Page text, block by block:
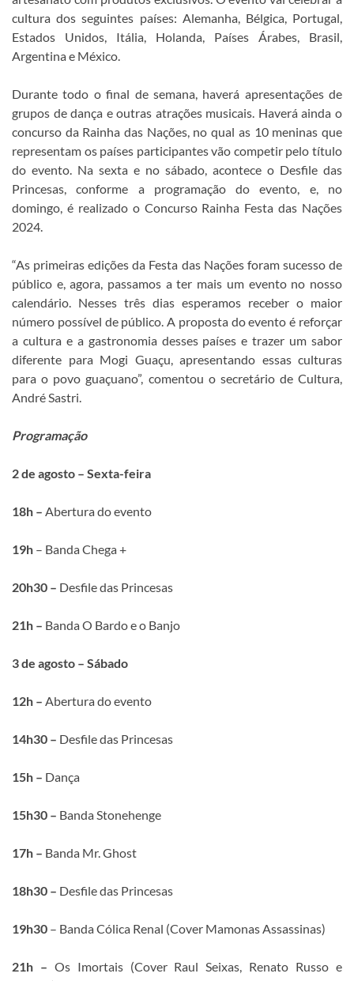
cultura dos seguintes países: Alemanha, Bélgica, Portugal,
Estados Unidos, Itália, Holanda, Países Árabes, Brasil,
Argentina e México.
Durante todo o final de semana, haverá apresentações de
grupos de dança e outras atrações musicais. Haverá ainda o
concurso da Rainha das Nações, no qual as 10 meninas que
representam os países participantes vão competir pelo título
do evento. Na sexta e no sábado, acontece o Desfile das
Princesas, conforme a programação do evento, e, no
domingo, é realizado o Concurso Rainha Festa das Nações
2024.
“As primeiras edições da Festa das Nações foram sucesso de
público e, agora, passamos a ter mais um evento no nosso
calendário. Nesses três dias esperamos receber o maior
número possível de público. A proposta do evento é reforçar
a cultura e a gastronomia desses países e trazer um sabor
diferente para Mogi Guaçu, apresentando essas culturas
para o povo guaçuano”, comentou o secretário de Cultura,
André Sastri.
Programação
2 de agosto – Sexta-feira
18h – Abertura do evento
19h – Banda Chega +
20h30 – Desfile das Princesas
21h – Banda O Bardo e o Banjo
3 de agosto – Sábado
12h – Abertura do evento
14h30 – Desfile das Princesas
15h – Dança
15h30 – Banda Stonehenge
17h – Banda Mr. Ghost
18h30 – Desfile das Princesas
19h30 – Banda Cólica Renal (Cover Mamonas Assassinas)
21h – Os Imortais (Cover Raul Seixas, Renato Russo e